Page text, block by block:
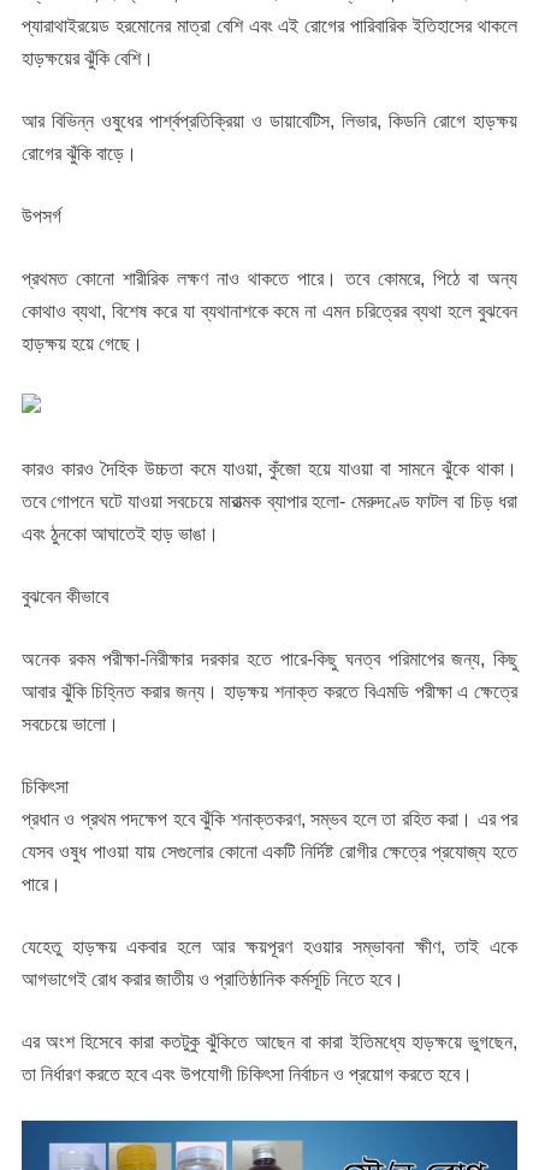
প্যারাথাইরয়েড হরমোনের মাত্রা বেশি এবং এই রোগের পারিবারিক ইতিহাসের থাকলে
হাড়ক্ষয়ের ঝুঁকি বেশি।
আর বিভিন্ন ওষুধের পার্শ্বপ্রতিক্রিয়া ও ডায়াবেটিস, লিভার, কিডনি রোগে হাড়ক্ষয়
রোগের ঝুঁকি বাড়ে।
উপসর্গ
প্রথমত কোনো শারীরিক লক্ষণ নাও থাকতে পারে। তবে কোমরে, পিঠে বা অন্য
কোথাও ব্যথা, বিশেষ করে যা ব্যথানাশকে কমে না এমন চরিত্রের ব্যথা হলে বুঝবেন
হাড়ক্ষয় হয়ে গেছে।
কারও কারও দৈহিক উচ্চতা কমে যাওয়া, কুঁজো হয়ে যাওয়া বা সামনে ঝুঁকে থাকা।
তবে গোপনে ঘটে যাওয়া সবচেয়ে মারাত্মক ব্যাপার হলো- মেরুদণ্ডে ফাটল বা চিড় ধরা
এবং ঠুনকো আঘাতেই হাড় ভাঙা।
বুঝবেন কীভাবে
অনেক রকম পরীক্ষা-নিরীক্ষার দরকার হতে পারে-কিছু ঘনত্ব পরিমাপের জন্য, কিছু
আবার ঝুঁকি চিহ্নিত করার জন্য। হাড়ক্ষয় শনাক্ত করতে বিএমডি পরীক্ষা এ ক্ষেত্রে
সবচেয়ে ভালো।
চিকিৎসা
প্রধান ও প্রথম পদক্ষেপ হবে ঝুঁকি শনাক্তকরণ, সম্ভব হলে তা রহিত করা। এর পর
যেসব ওষুধ পাওয়া যায় সেগুলোর কোনো একটি নির্দিষ্ট রোগীর ক্ষেত্রে প্রযোজ্য হতে
পারে।
যেহেতু হাড়ক্ষয় একবার হলে আর ক্ষয়পূরণ হওয়ার সম্ভাবনা ক্ষীণ, তাই একে
আগভাগেই রোধ করার জাতীয় ও প্রাতিষ্ঠানিক কর্মসূচি নিতে হবে।
এর অংশ হিসেবে কারা কতটুকু ঝুঁকিতে আছেন বা কারা ইতিমধ্যে হাড়ক্ষয়ে ভুগছেন,
তা নির্ধারণ করতে হবে এবং উপযোগী চিকিৎসা নির্বাচন ও প্রয়োগ করতে হবে।